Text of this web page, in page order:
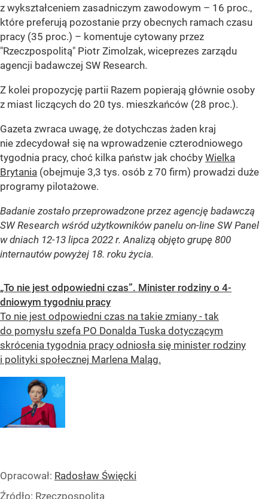
z wykształceniem zasadniczym zawodowym – 16 proc.,
które preferują pozostanie przy obecnych ramach czasu
pracy (35 proc.) – komentuje cytowany przez
"Rzeczpospolitą" Piotr Zimolzak, wiceprezes zarządu
agencji badawczej SW Research.
Z kolei propozycję partii Razem popierają głównie osoby
z miast liczących do 20 tys. mieszkańców (28 proc.).
Gazeta zwraca uwagę, że dotychczas żaden kraj
nie zdecydował się na wprowadzenie czterodniowego
tygodnia pracy, choć kilka państw jak choćby Wielka
Brytania (obejmuje 3,3 tys. osób z 70 firm) prowadzi duże
programy pilotażowe.
Badanie zostało przeprowadzone przez agencję badawczą
SW Research wśród użytkowników panelu on-line SW Panel
w dniach 12-13 lipca 2022 r. Analizą objęto grupę 800
internautów powyżej 18. roku życia.
„To nie jest odpowiedni czas”. Minister rodziny o 4-
dniowym tygodniu pracy
To nie jest odpowiedni czas na takie zmiany - tak
do pomysłu szefa PO Donalda Tuska dotyczącym
skrócenia tygodnia pracy odniosła się minister rodziny
i polityki społecznej Marlena Maląg.
Opracował: Radosław Święcki
Źródło: Rzeczpospolita